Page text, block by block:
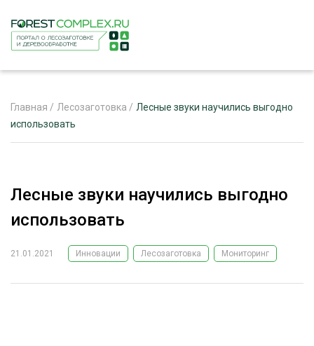
РЕКЛАМОДАТЕЛЯМ
ЛЕСНОЕ ХОЗЯЙСТВО
Главная / Лесозаготовка / Лесные звуки научились выгодно
использовать
Лесные звуки научились выгодно
использовать
21.01.2021 Инновации Лесозаготовка Мониторинг